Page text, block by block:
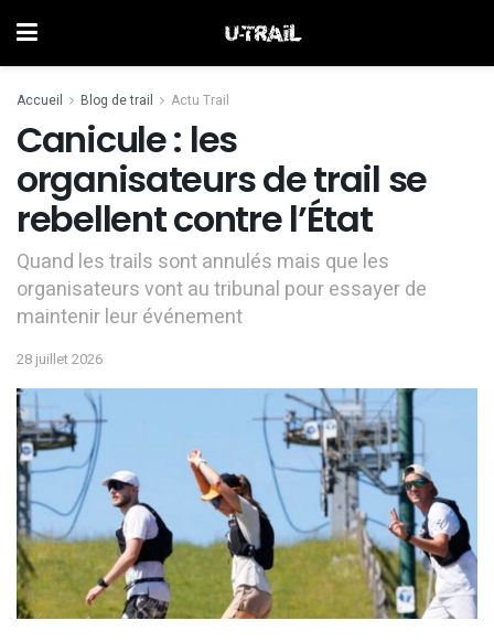
Accueil Blog de trail Actu Trail
Canicule : les
organisateurs de trail se
rebellent contre l’État
Quand les trails sont annulés mais que les
organisateurs vont au tribunal pour essayer de
maintenir leur événement
28 juillet 2026